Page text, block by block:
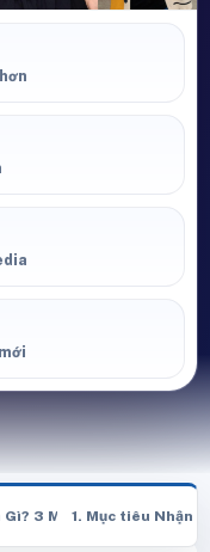
3 Mục Tiêu Cốt Lõi
1. Mục tiêu Nhận